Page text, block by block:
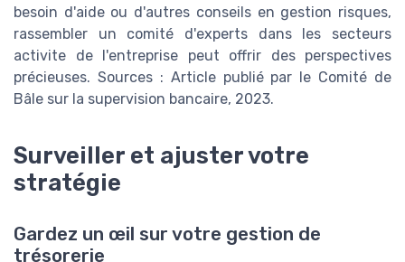
besoin d'aide ou d'autres conseils en gestion risques,
rassembler un comité d'experts dans les secteurs
activite de l'entreprise peut offrir des perspectives
précieuses. Sources : Article publié par le Comité de
Bâle sur la supervision bancaire, 2023.
Surveiller et ajuster votre
stratégie
Gardez un œil sur votre gestion de
trésorerie